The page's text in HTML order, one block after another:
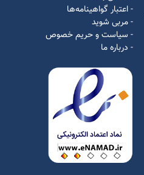
- اعتبار گواهینامه‌ها
- مربی شوید
- سیاست و حریم خصوص
- درباره ما